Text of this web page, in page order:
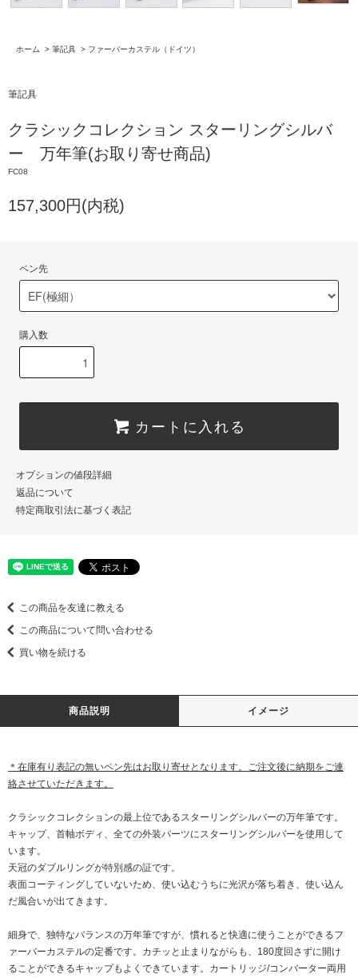
ホーム > 筆記具 > ファーバーカステル（ドイツ）
筆記具
クラシックコレクション スターリングシルバ
ー 万年筆(お取り寄せ商品)
FC08
157,300円(内税)
ペン先
購入数
カートに入れる
オプションの値段詳細
返品について
特定商取引法に基づく表記
この商品を友達に教える
この商品について問い合わせる
買い物を続ける
商品説明 イメージ
＊在庫有り表記の無いペン先はお取り寄せとなります。ご注文後に納期をご連
絡させていただきます。
クラシックコレクションの最上位であるスターリングシルバーの万年筆です。
キャップ、首軸ボディ、全ての外装パーツにスターリングシルバーを使用して
います。
天冠のダブルリングが特別感の証です。
表面コーティングしていないため、使い込むうちに光沢が落ち着き、使い込ん
だ風合いが出てきます。
細身で、独特なバランスの万年筆ですが、慣れると快適に使うことができるフ
ァーバーカステルの定番です。カチッと止まりながらも、180度回さずに開け
ることができるキャップもよくできています。カートリッジ/コンバーター両用